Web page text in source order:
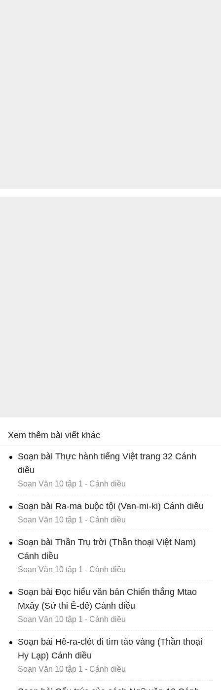
Xem thêm bài viết khác
Soạn bài Thực hành tiếng Việt trang 32 Cánh
diều
Soạn Văn 10 tập 1 - Cánh diều
Soạn bài Ra-ma buộc tội (Van-mi-ki) Cánh diều
Soạn Văn 10 tập 1 - Cánh diều
Soạn bài Thần Trụ trời (Thần thoại Việt Nam)
Cánh diều
Soạn Văn 10 tập 1 - Cánh diều
Soạn bài Đọc hiểu văn bản Chiến thắng Mtao
Mxây (Sử thi Ê-đê) Cánh diều
Soạn Văn 10 tập 1 - Cánh diều
Soạn bài Hê-ra-clét đi tìm táo vàng (Thần thoại
Hy Lạp) Cánh diều
Soạn Văn 10 tập 1 - Cánh diều